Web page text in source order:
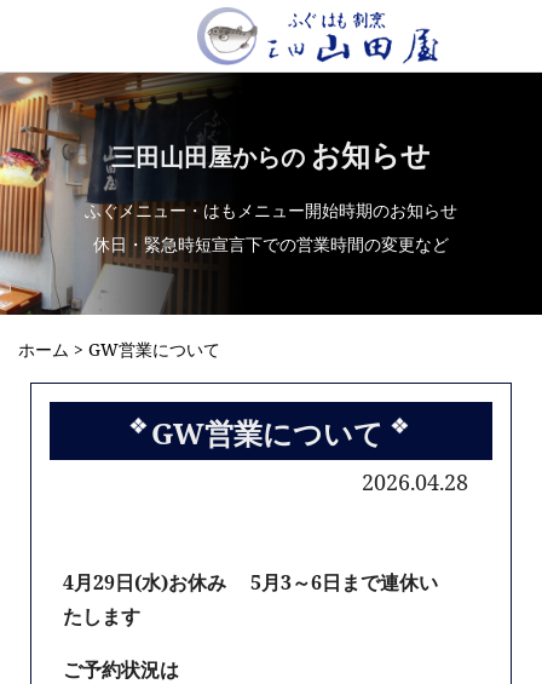
三田山田屋からの お知らせ
ふぐメニュー・はもメニュー開始時期のお知らせ
休日・緊急時短宣言下での営業時間の変更など
ホーム > GW営業について
GW営業について
2026.04.28
4月29日(水)お休み 5月3～6日まで連休い
たします
ご予約状況は